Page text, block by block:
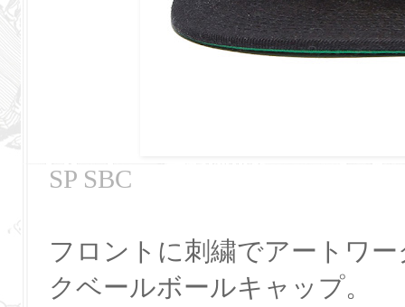
SP SBC
フロントに刺繍でアートワ
クベールボールキャップ。